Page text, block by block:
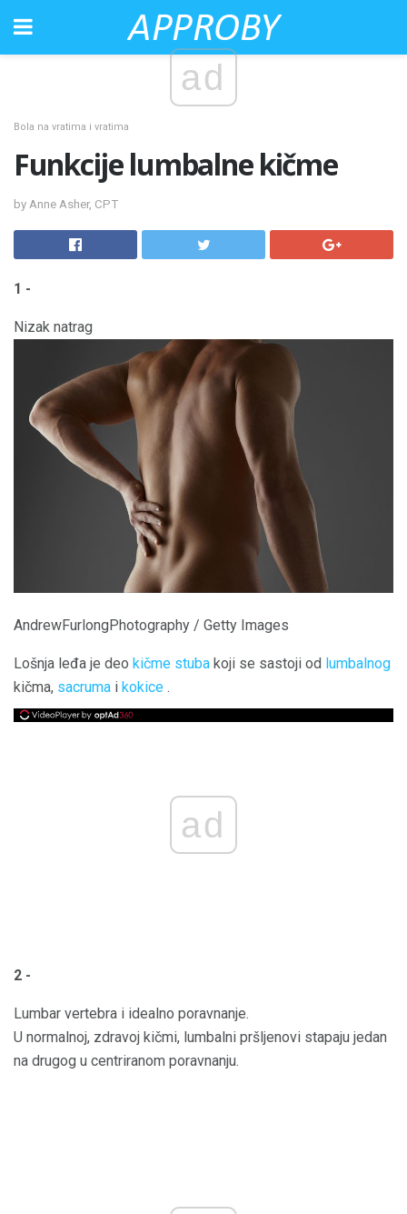
ad
Bola na vratima i vratima
Funkcije lumbalne kičme
by Anne Asher, CPT
1 -
Nizak natrag
AndrewFurlongPhotography / Getty Images
Lošnja leđa je deo kičme stuba koji se sastoji od lumbalnog
kičma, sacruma i kokice .
ad
2 -
Lumbar vertebra i idealno poravnanje.
U normalnoj, zdravoj kičmi, lumbalni pršljenovi stapaju jedan
na drugog u centriranom poravnanju.